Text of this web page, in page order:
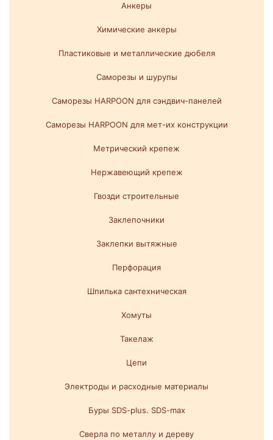
Анкеры
Химические анкеры
Пластиковые и металлические дюбеля
Саморезы и шурупы
Саморезы HARPOON для сэндвич-панелей
Саморезы HARPOON для мет-их конструкции
Метрический крепеж
Нержавеющий крепеж
Гвозди строительные
Заклепочники
Заклепки вытяжные
Перфорация
Шпилька сантехническая
Хомуты
Такелаж
Цепи
Электроды и расходные материалы
Буры SDS-plus. SDS-max
Сверла по металлу и дереву